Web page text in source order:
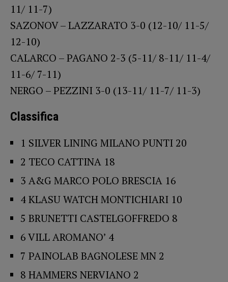
11/ 11-7)
SAZONOV – LAZZARATO 3-0 (12-10/ 11-5/
12-10)
CALARCO – PAGANO 2-3 (5-11/ 8-11/ 11-4/
11-6/ 7-11)
NERGO – PEZZINI 3-0 (13-11/ 11-7/ 11-3)
Classifica
1 SILVER LINING MILANO PUNTI 20
2 TECO CATTINA 18
3 A&G MARCO POLO BRESCIA 16
4 KLASU WATCH MONTICHIARI 10
5 BRUNETTI CASTELGOFFREDO 8
6 VILL AROMANO’ 4
7 PAINOLAB BAGNOLESE MN 2
8 HAMMERS NERVIANO 2